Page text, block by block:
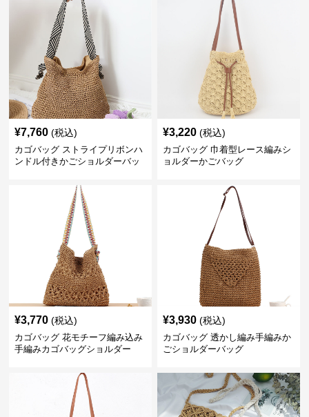
¥7,760 (税込)
カゴバッグ ストライプリボンハ
ンドル付きかごショルダーバッ
¥3,220 (税込)
カゴバッグ 巾着型レース編みシ
ョルダーかごバッグ
¥3,770 (税込)
カゴバッグ 花モチーフ編み込み
手編みカゴバッグショルダー
¥3,930 (税込)
カゴバッグ 透かし編み手編みか
ごショルダーバッグ